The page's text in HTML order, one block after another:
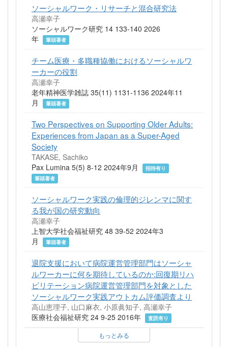
ソーシャルワーク・リサーチと混合研究法
高瀬幸子
ソーシャルワーク研究 14 133-140 2026
年
筆頭著者
チーム医療・多職種協働におけるソーシャルワ
ーカーの役割
高瀬幸子
老年精神医学雑誌 35(11) 1131-1136 2024年11
月
筆頭著者
Two Perspectives on Supporting Older Adults:
Experiences from Japan as a Super-Aged
Society
TAKASE, Sachiko
Pax Lumina 5(5) 8-12 2024年9月
招待有り
筆頭著者
ソーシャルワーク実践の倫理的ジレンマに関す
る我が国の研究動向
高瀬幸子
上智大学社会福祉研究 48 39-52 2024年3
月
筆頭著者
退院支援において病院運営管理部門はソーシャ
ルワーカーに何を期待しているのか:回復期リハ
ビリテーション病院運営管理部門を対象とした
ソーシャルワーク実践アウトカム評価調査より
高山恵理子, 山口麻衣, 小原眞知子, 高瀬幸子
医療社会福祉研究 24 9-25 2016年
査読有り
もっとみる